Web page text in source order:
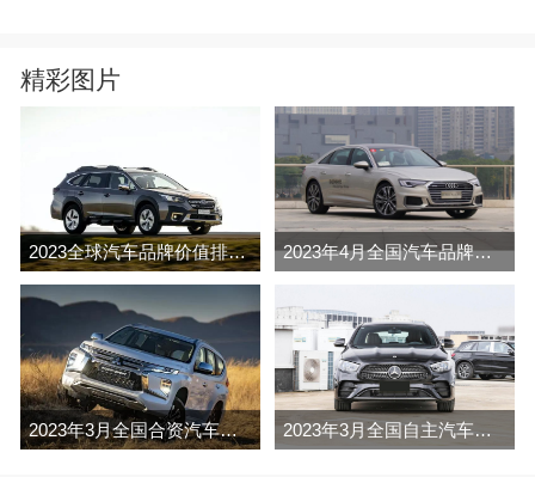
精彩图片
2023全球汽车品牌价值排行榜（Brand Finance 2023年4月全国汽车品牌销量排行榜完整版
2023年3月全国合资汽车品牌销量排行榜完整版 2023年3月全国自主汽车品牌销量排行榜完整版